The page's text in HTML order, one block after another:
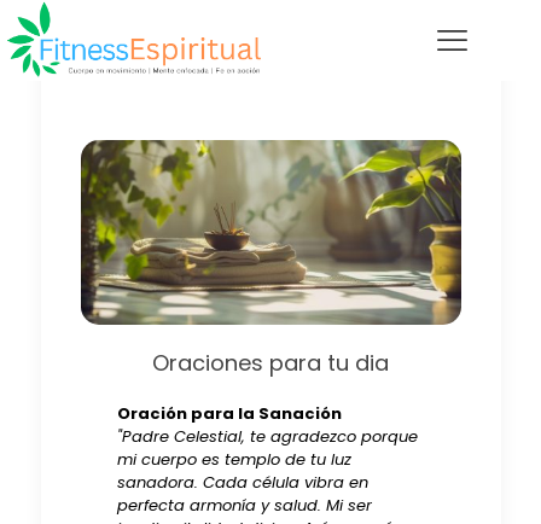
Oraciones para tu dia
Oración para la Sanación
"Padre Celestial, te agradezco porque
mi cuerpo es templo de tu luz
sanadora. Cada célula vibra en
perfecta armonía y salud. Mi ser